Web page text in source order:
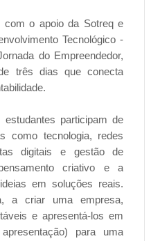
com o apoio da Sotreq e
Tecnológico -
do Empreendedor,
três dias que conecta
participam de
como tecnologia, redes
digitais e gestão de
criativo e a
em soluções reais.
a criar uma empresa,
e apresentá-los em
para uma